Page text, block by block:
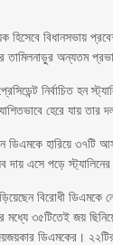
হিসেবে বিধানসভায়
অন্যতম
নির্বাচিত হন
হেরে যায় তার
ডিএমকে হারিয়ে ৩৭টি
এসে পড়ে স্ট্যালিনের
বিরোধী ডিএমকে
৩৫টিতেই জয়
ডিএমকের। ২২টির